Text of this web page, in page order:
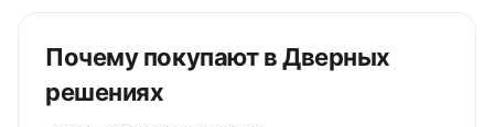
Почему покупают в Дверных
решениях